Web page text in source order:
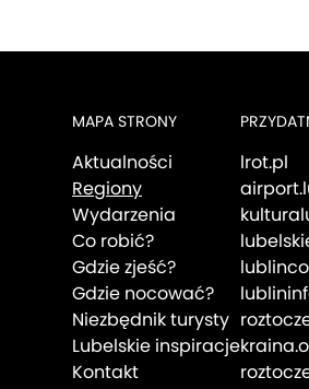
MAPA STRONY
Aktualności
Regiony
Wydarzenia
Co robić?
Gdzie zjeść?
Gdzie nocować?
Niezbędnik turysty
Lubelskie inspiracje
Kontakt
lrot.pl